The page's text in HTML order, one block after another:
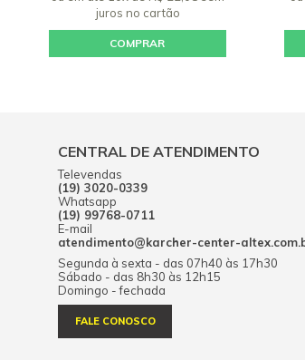
juros no cartão
COMPRAR
CENTRAL DE ATENDIMENTO
Televendas
(19) 3020-0339
Whatsapp
(19) 99768-0711
E-mail
atendimento@karcher-center-
Segunda à sexta - das 07h40 às 17h30
Sábado - das 8h30 às 12h15
Domingo - fechada
FALE CONOSCO